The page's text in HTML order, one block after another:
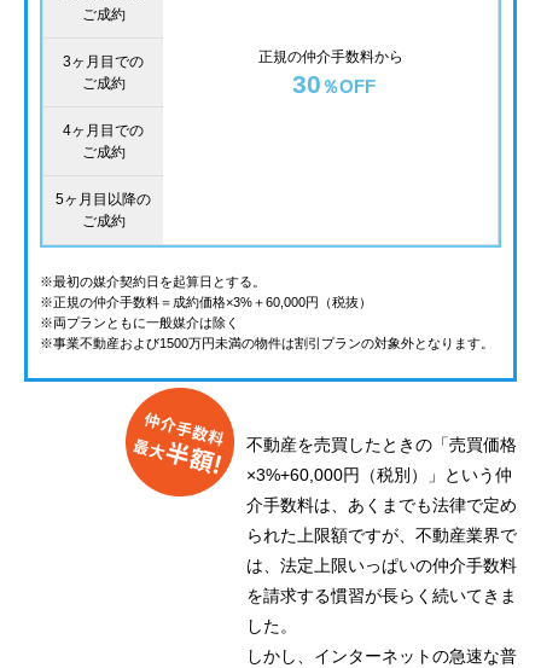
正規の仲介手数料から
30 ％OFF
ご成約
3ヶ月目での
ご成約
4ヶ月目での
ご成約
5ヶ月目以降の
ご成約
※最初の媒介契約日を起算日とする。
※正規の仲介手数料＝成約価格×3%＋60,000円（税抜）
※両プランともに一般媒介は除く
※事業不動産および1500万円未満の物件は割引プランの対象外となります。
不動産を売買したときの「売買価格
×3%+60,000円（税別）」という仲
介手数料は、あくまでも法律で定め
られた上限額ですが、不動産業界で
は、法定上限いっぱいの仲介手数料
を請求する慣習が長らく続いてきま
した。
しかし、インターネットの急速な普